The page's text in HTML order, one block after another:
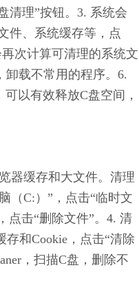
清理”按钮。3. 系统会
件、系统缓存等，点
次计算可清理的系统文
卸载不常用的程序。6.
以有效释放C盘空间，
器缓存和大文件。清理
（C:）”，点击“临时文
点击“删除文件”。4. 清
和Cookie，点击“清除
，扫描C盘，删除不